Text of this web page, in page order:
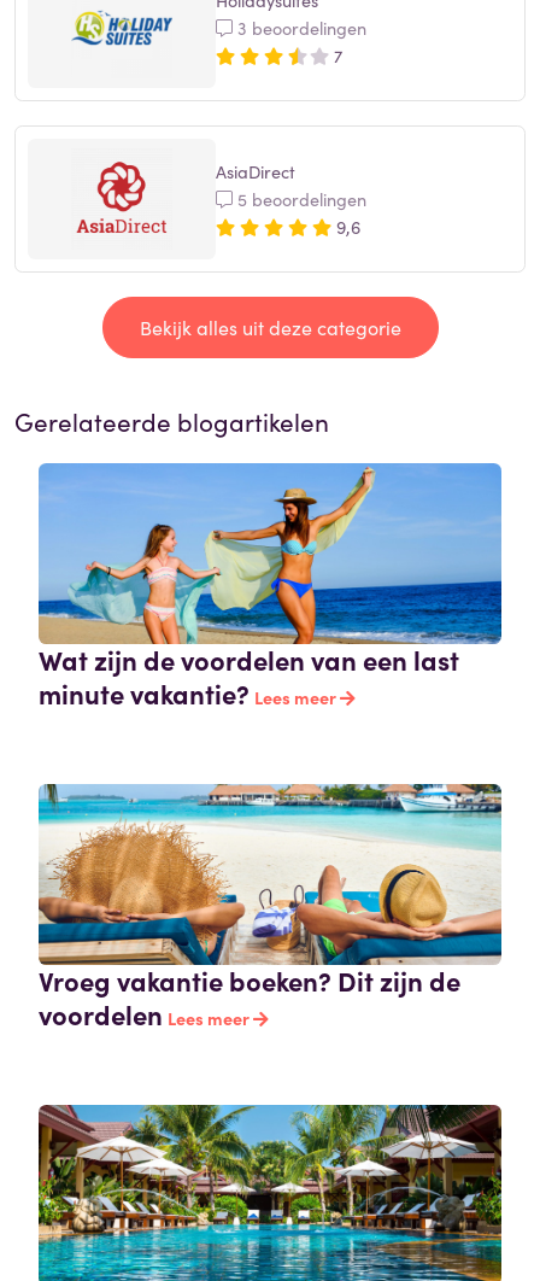
3 beoordelingen
7
AsiaDirect
5 beoordelingen
9,6
Bekijk alles uit deze categorie
Gerelateerde blogartikelen
Wat zijn de voordelen van een last
minute vakantie? Lees meer
Vroeg vakantie boeken? Dit zijn de
voordelen Lees meer